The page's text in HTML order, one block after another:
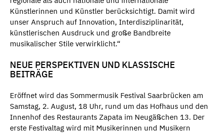
Künstlerinnen und Künstler berücksichtigt. Damit wird
unser Anspruch auf Innovation, Interdisziplinarität,
künstlerischen Ausdruck und große Bandbreite
musikalischer Stile verwirklicht.“
NEUE PERSPEKTIVEN UND KLASSISCHE
BEITRÄGE
Eröffnet wird das Sommermusik Festival Saarbrücken am
Samstag, 2. August, 18 Uhr, rund um das Hofhaus und den
Innenhof des Restaurants Zapata im Neugäßchen 13. Der
erste Festivaltag wird mit Musikerinnen und Musikern